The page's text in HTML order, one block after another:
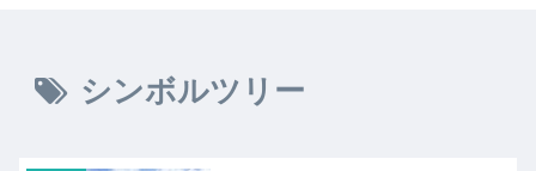
シンボルツリー